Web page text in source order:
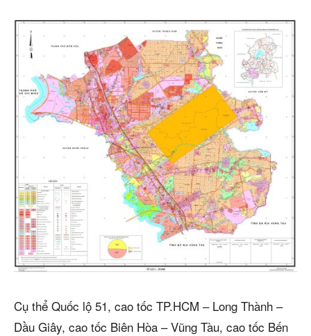
Cụ thể Quốc lộ 51, cao tốc TP.HCM – Long Thành –
Dầu Giây, cao tốc Biên Hòa – Vũng Tàu, cao tốc Bến